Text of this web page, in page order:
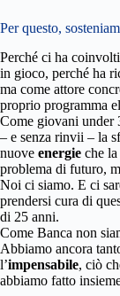
Per questo,
Perché ci ha
in gioco, perché ha
ma come attore
proprio programma
Come giovani under
– e senza rinvii – la
nuove energie che
problema di futuro,
Noi ci siamo. E ci
prendersi cura di
di 25 anni.
Come Banca non
Abbiamo ancora
l’impensabile, ciò
abbiamo fatto